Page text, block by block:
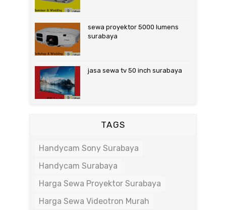
sewa proyektor 5000 lumens
surabaya
jasa sewa tv 50 inch surabaya
TAGS
Handycam Sony Surabaya
Handycam Surabaya
Harga Sewa Proyektor Surabaya
Harga Sewa Videotron Murah